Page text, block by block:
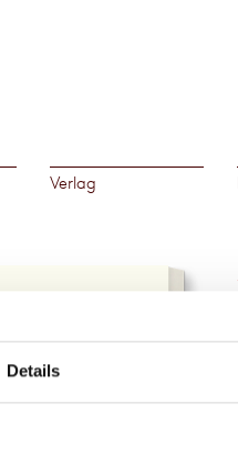
Details
Verlag